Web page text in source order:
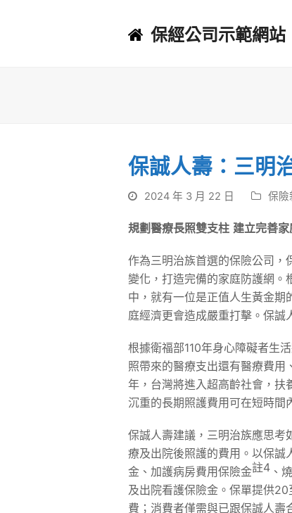
保經公司示範網站
保誠人壽：三明
2024 年 3 月 22 日 保險
規劃醫療長照雙支柱 建立完善
作為三明治族首選的保險公司，
變化，打造完備的家庭防護網
中，就有一位是正值人生黃金
庭經濟更會造成嚴重打擊。保誠
根據衛福部110年身心障礙者生
照帶來的醫療支出還有醫療費
年，台灣將進入超高齡社會，扶
沉重的長期照護費用可在短時間
保誠人壽建議，三明治族應思考
療及出院後照護的費用。以保誠
金、加護病房費用保險金註4 、
及出院看護保險金。保單提供
費；消費者僅需與已跟保誠人